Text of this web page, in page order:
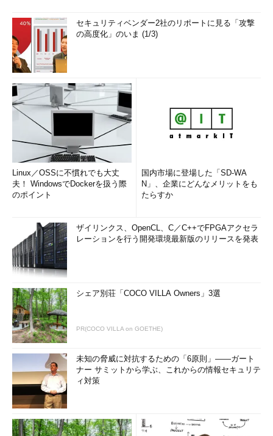
セキュリティベンダー2社のリポートに見る「攻撃
の高度化」のいま (1/3)
Linux／OSSに不慣れでも大丈
夫！ WindowsでDockerを扱う際
のポイント
国内市場に登場した「SD-WA
N」、企業にどんなメリットをも
たらすか
ザイリンクス、OpenCL、C／C++でFPGAアクセラ
レーションを行う開発環境最新版のリリースを発表
シェア別荘「COCO VILLA Owners」3選
PR(COCO VILLA on GOETHE)
未知の脅威に対抗するための「6原則」――ガート
ナー サミットから学ぶ、これからの情報セキュリテ
ィ対策